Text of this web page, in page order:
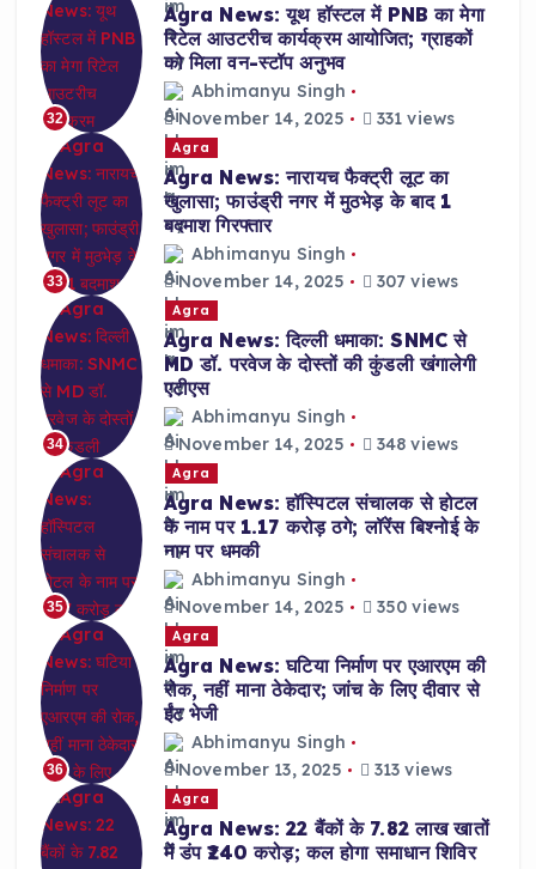
32
Agra News: यूथ हॉस्टल में PNB का मेगा
रिटेल आउटरीच कार्यक्रम आयोजित; ग्राहकों
को मिला वन-स्टॉप अनुभव
Abhimanyu Singh
November 14, 2025
331 views
33
Agra
Agra News: नारायच फैक्ट्री लूट का
खुलासा; फाउंड्री नगर में मुठभेड़ के बाद 1
बदमाश गिरफ्तार
Abhimanyu Singh
November 14, 2025
307 views
34
Agra
Agra News: दिल्ली धमाका: SNMC से
MD डॉ. परवेज के दोस्तों की कुंडली खंगालेगी
एटीएस
Abhimanyu Singh
November 14, 2025
348 views
35
Agra
Agra News: हॉस्पिटल संचालक से होटल
के नाम पर 1.17 करोड़ ठगे; लॉरेंस बिश्नोई के
नाम पर धमकी
Abhimanyu Singh
November 14, 2025
350 views
36
Agra
Agra News: घटिया निर्माण पर एआरएम की
रोक, नहीं माना ठेकेदार; जांच के लिए दीवार से
ईंट भेजी
Abhimanyu Singh
November 13, 2025
313 views
Agra
Agra News: 22 बैंकों के 7.82 लाख खातों
में डंप ₹240 करोड़; कल होगा समाधान शिविर